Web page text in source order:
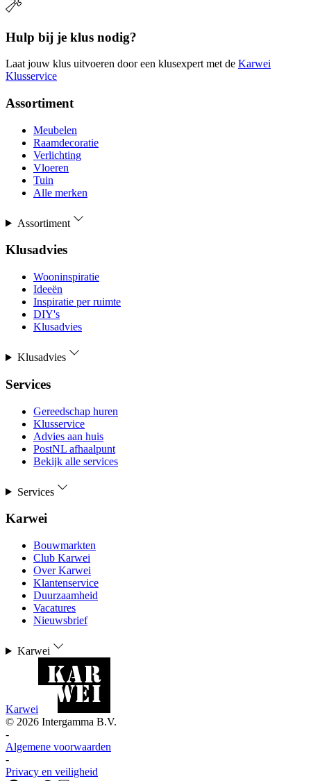
Hulp bij je klus nodig?
Laat jouw klus uitvoeren door een klusexpert met de Karwei
Klusservice
Assortiment
Meubelen
Raamdecoratie
Verlichting
Vloeren
Tuin
Alle merken
Assortiment
Klusadvies
Wooninspiratie
Ideeën
Inspiratie per ruimte
DIY's
Klusadvies
Klusadvies
Services
Gereedschap huren
Klusservice
Advies aan huis
PostNL afhaalpunt
Bekijk alle services
Services
Karwei
Bouwmarkten
Club Karwei
Over Karwei
Klantenservice
Duurzaamheid
Vacatures
Nieuwsbrief
Karwei
Karwei
© 2026 Intergamma B.V.
-
Algemene voorwaarden
-
Privacy en veiligheid